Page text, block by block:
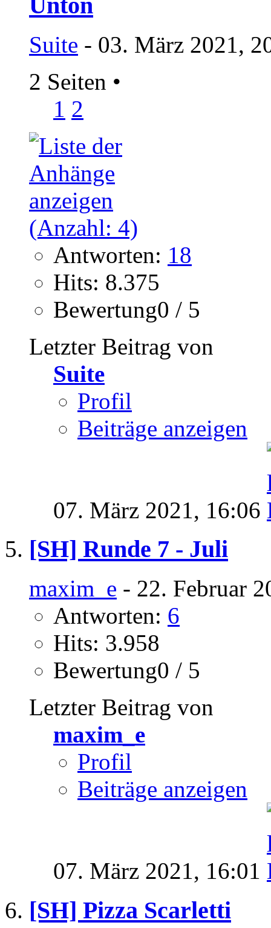
Suite - 03. März 2021,
2 Seiten •
1 2
Antworten: 18
Hits: 8.375
Bewertung0 / 5
Letzter Beitrag von
Suite
Profil
Beiträge anzeigen
07. März 2021, 16:06
[SH] Runde 7 - Juli
maxim_e - 22. Februar
Antworten: 6
Hits: 3.958
Bewertung0 / 5
Letzter Beitrag von
maxim_e
Profil
Beiträge anzeigen
07. März 2021, 16:01
[SH] Pizza Scarletti